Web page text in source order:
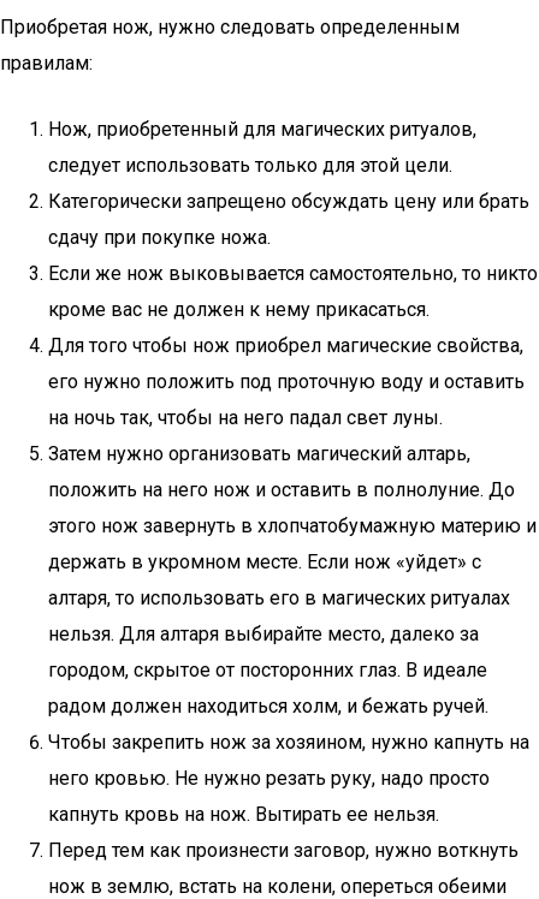
Приобретая нож, нужно следовать определенным
правилам:
Нож, приобретенный для магических ритуалов,
следует использовать только для этой цели.
Категорически запрещено обсуждать цену или брать
сдачу при покупке ножа.
Если же нож выковывается самостоятельно, то никто
кроме вас не должен к нему прикасаться.
Для того чтобы нож приобрел магические свойства,
его нужно положить под проточную воду и оставить
на ночь так, чтобы на него падал свет луны.
Затем нужно организовать магический алтарь,
положить на него нож и оставить в полнолуние. До
этого нож завернуть в хлопчатобумажную материю и
держать в укромном месте. Если нож «уйдет» с
алтаря, то использовать его в магических ритуалах
нельзя. Для алтаря выбирайте место, далеко за
городом, скрытое от посторонних глаз. В идеале
радом должен находиться холм, и бежать ручей.
Чтобы закрепить нож за хозяином, нужно капнуть на
него кровью. Не нужно резать руку, надо просто
капнуть кровь на нож. Вытирать ее нельзя.
Перед тем как произнести заговор, нужно воткнуть
нож в землю, встать на колени, опереться обеими